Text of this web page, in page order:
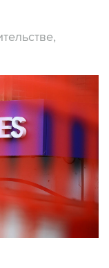
- Налоговые